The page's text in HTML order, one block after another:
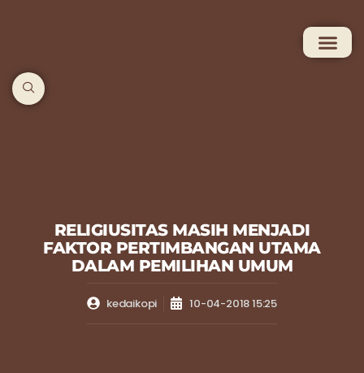
RELIGIUSITAS MASIH MENJADI
FAKTOR PERTIMBANGAN UTAMA
DALAM PEMILIHAN UMUM
kedaikopi 10-04-2018 15:25